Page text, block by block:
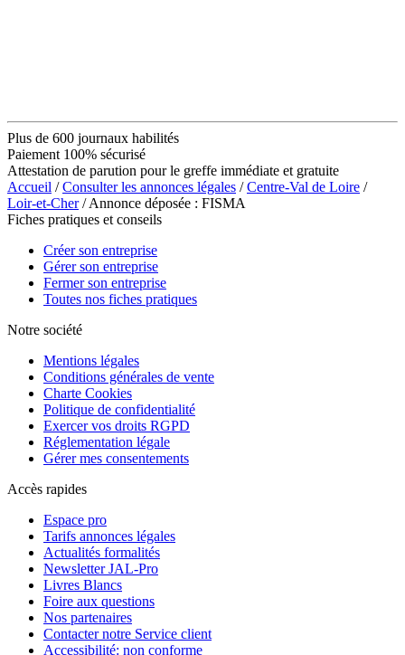
Plus de 600 journaux habilités
Paiement 100% sécurisé
Attestation de parution pour le greffe immédiate et gratuite
Accueil /Consulter les annonces légales /Centre-Val de Loire /
Loir-et-Cher/ Annonce déposée : FISMA
Fiches pratiques et conseils
Créer son entreprise
Gérer son entreprise
Fermer son entreprise
Toutes nos fiches pratiques
Notre société
Mentions légales
Conditions générales de vente
Charte Cookies
Politique de confidentialité
Exercer vos droits RGPD
Réglementation légale
Gérer mes consentements
Accès rapides
Espace pro
Tarifs annonces légales
Actualités formalités
Newsletter JAL-Pro
Livres Blancs
Foire aux questions
Nos partenaires
Contacter notre Service client
Accessibilité: non conforme